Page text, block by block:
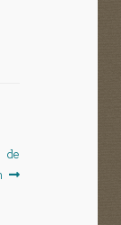
de